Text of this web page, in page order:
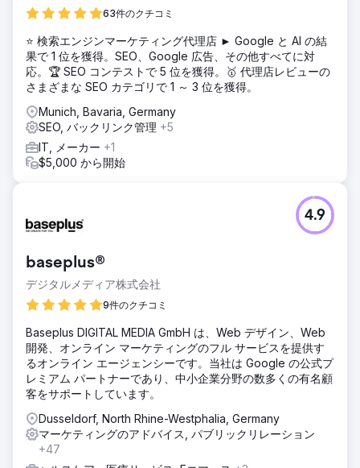
63件のクチコミ
⭐ 検索エンジンマーケティング代理店 ► Google と AI の結
果で 1 位を獲得。SEO、Google 広告、その他すべてに対
応。🏆 SEO コンテストで 5 位を獲得。🥇 代理店レビューの
さまざまな SEO カテゴリで 1 ～ 3 位を獲得。
Munich, Bavaria, Germany
SEO, バックリンク管理 +5
IT, メーカー +1
$5,000 から開始
baseplus®
デジタルメディア株式会社
9件のクチコミ
4.9
Baseplus DIGITAL MEDIA GmbH は、Web デザイン、Web
開発、オンライン マーケティングのフル サービスを提供す
るオンライン エージェンシーです。当社は Google の公式プ
レミアム パートナーであり、中小企業分野の数多くの有名顧
客をサポートしています。
Dusseldorf, North Rhine-Westphalia, Germany
マーケティングのアドバイス, パブリックリレーション
+47